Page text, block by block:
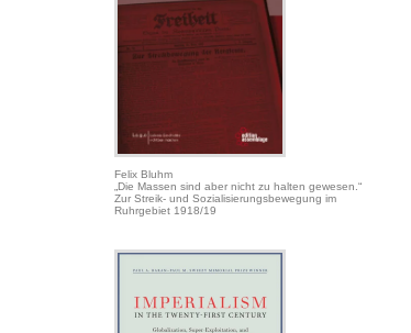
Felix Bluhm
„Die Massen sind aber nicht zu halten gewesen.“
Zur Streik- und Sozialisierungsbewegung im
Ruhrgebiet 1918/19